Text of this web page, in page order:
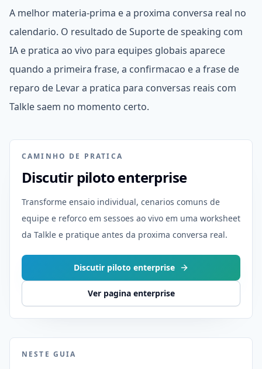
A melhor materia-prima e a proxima conversa real no
calendario. O resultado de Suporte de speaking com
IA e pratica ao vivo para equipes globais aparece
quando a primeira frase, a confirmacao e a frase de
reparo de Levar a pratica para conversas reais com
Talkle saem no momento certo.
CAMINHO DE PRATICA
Discutir piloto enterprise
Transforme ensaio individual, cenarios comuns de
equipe e reforco em sessoes ao vivo em uma worksheet
da Talkle e pratique antes da proxima conversa real.
Discutir piloto enterprise
Ver pagina enterprise
NESTE GUIA